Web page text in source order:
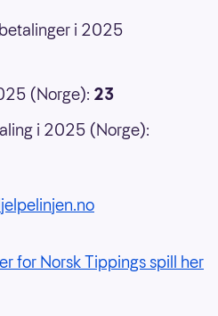
i 2025
(Norge): 23
i 2025 (Norge):
for Norsk Tippings spill her